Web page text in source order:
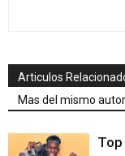
Articulos
Mas del mismo autor